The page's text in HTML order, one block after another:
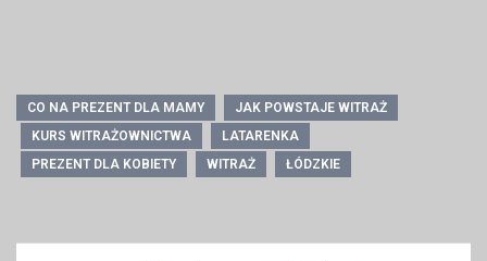
CO NA PREZENT DLA MAMY
JAK POWSTAJE WITRAŻ
KURS WITRAŻOWNICTWA
LATARENKA
PREZENT DLA KOBIETY
WITRAŻ ŁÓDZKIE